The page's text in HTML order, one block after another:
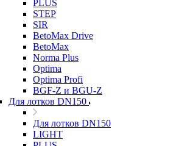
PLUS
STEP
SIR
BetoMax Drive
BetoMax
Norma Plus
Optima
Optima Profi
BGF-Z и BGU-Z
Для лотков DN150
Для лотков DN150
LIGHT